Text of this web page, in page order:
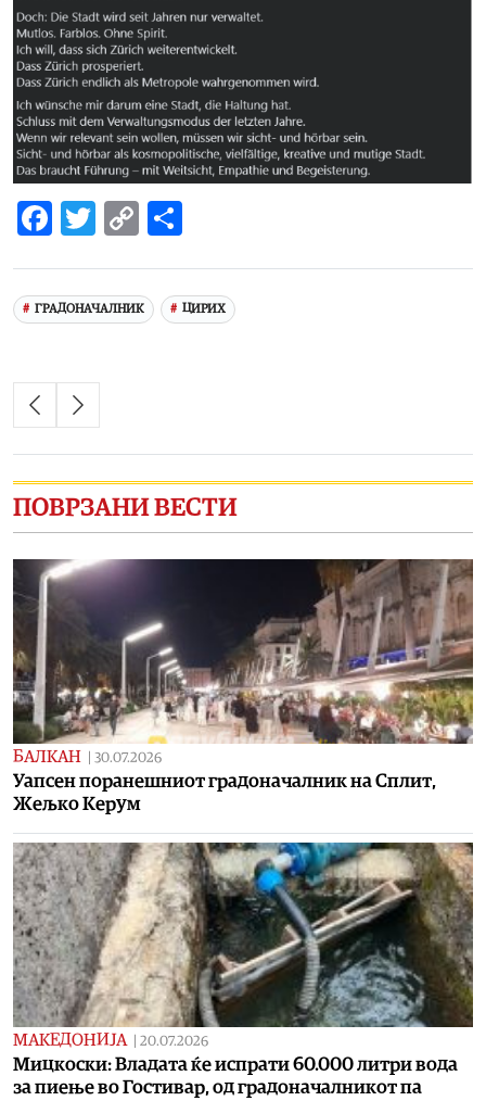
Facebook
Twitter
Copy
ГРАДОНАЧАЛНИК ЦИРИХ
ПОВРЗАНИ ВЕСТИ
БАЛКАН | 30.07.2026
Уапсен поранешниот градоначалник на Сплит,
Жељко Керум
МАКЕДОНИЈА | 20.07.2026
Мицкоски: Владата ќе испрати 60.000 литри вода
за пиење во Гостивар, од градоначалникот па